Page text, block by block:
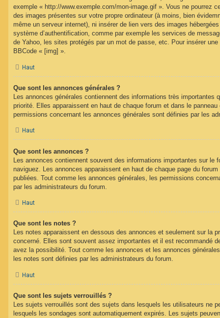
exemple « http://www.exemple.com/mon-image.gif ». Vous ne pourrez
des images présentes sur votre propre ordinateur (à moins, bien
même un serveur internet), ni insérer de lien vers des images
système d’authentification, comme par exemple les services de
de Yahoo, les sites protégés par un mot de passe, etc. Pour insérer
BBCode « [img] ».
Haut
Que sont les annonces générales ?
Les annonces générales contiennent des informations très importantes
priorité. Elles apparaissent en haut de chaque forum et dans le panneau
permissions concernant les annonces générales sont définies par les
Haut
Que sont les annonces ?
Les annonces contiennent souvent des informations importantes sur le
naviguez. Les annonces apparaissent en haut de chaque page du
publiées. Tout comme les annonces générales, les permissions
par les administrateurs du forum.
Haut
Que sont les notes ?
Les notes apparaissent en dessous des annonces et seulement sur la
concerné. Elles sont souvent assez importantes et il est recommandé
avez la possibilité. Tout comme les annonces et les annonces
les notes sont définies par les administrateurs du forum.
Haut
Que sont les sujets verrouillés ?
Les sujets verrouillés sont des sujets dans lesquels les utilisateurs ne
lesquels les sondages sont automatiquement expirés. Les sujets